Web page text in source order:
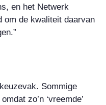
en het Netwerk
om de kwaliteit daarvan
Sommige
zo’n ‘vreemde’